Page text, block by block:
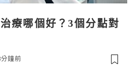
療哪個好？3個分點對
鐘前